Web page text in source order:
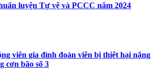
luyện Tự vệ và PCCC năm 2024
viên gia đình đoàn viên bị thiệt hại nặng
cơn bão số 3